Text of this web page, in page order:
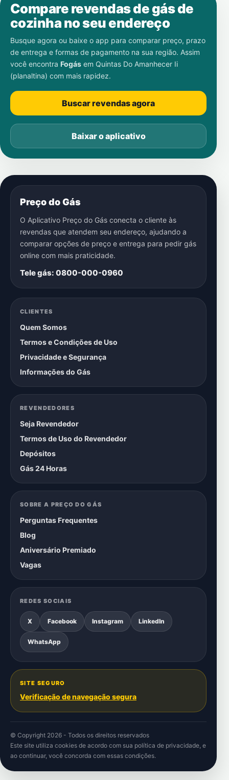
Compare revendas de gás de
cozinha no seu endereço
Busque agora ou baixe o app para comparar preço, prazo
de entrega e formas de pagamento na sua região. Assim
você encontra Fogás em Quintas Do Amanhecer Ii
(planaltina) com mais rapidez.
Buscar revendas agora
Baixar o aplicativo
Preço do Gás
O Aplicativo Preço do Gás conecta o cliente às
revendas que atendem seu endereço, ajudando a
comparar opções de preço e entrega para pedir gás
online com mais praticidade.
Tele gás: 0800-000-0960
CLIENTES
Quem Somos
Termos e Condições de Uso
Privacidade e Segurança
Informações do Gás
REVENDEDORES
Seja Revendedor
Termos de Uso do Revendedor
Depósitos
Gás 24 Horas
SOBRE A PREÇO DO GÁS
Perguntas Frequentes
Blog
Aniversário Premiado
Vagas
REDES SOCIAIS
X Facebook Instagram LinkedIn
WhatsApp
SITE SEGURO
Verificação de navegação segura
© Copyright 2026 - Todos os direitos reservados
Este site utiliza cookies de acordo com sua política de privacidade, e
ao continuar, você concorda com essas condições.